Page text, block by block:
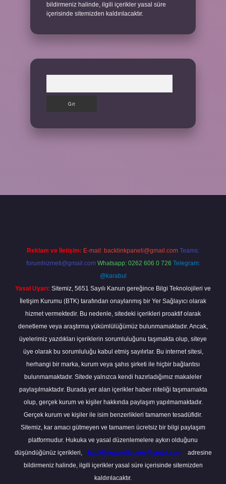
bildirmeniz halinde, ilgili içerikler yasal süre
içerisinde sitemizden kaldırılacaktır.
Reklam ve İletişim: E-mail: backlinkpaneli@gmail.com Teams:
forumhizmeti@gmail.com Whatsapp: 0262 606 0 726 Telegram:
@karabul
Yasal Uyarı: Sitemiz, 5651 Sayılı Kanun gereğince Bilgi Teknolojileri ve
İletişim Kurumu (BTK) tarafından onaylanmış bir Yer Sağlayıcı olarak
hizmet vermektedir. Bu nedenle, sitedeki içerikleri proaktif olarak
denetleme veya araştırma yükümlülüğümüz bulunmamaktadır. Ancak,
üyelerimiz yazdıkları içeriklerin sorumluluğunu taşımakta olup, siteye
üye olarak bu sorumluluğu kabul etmiş sayılırlar. Bu internet sitesi,
herhangi bir marka, kurum veya şahıs şirketi ile hiçbir bağlantısı
bulunmamaktadır. Sitede yalnızca kendi hazırladığımız makaleler
paylaşılmaktadır. Burada yer alan içerikler haber niteliği taşımamakta
olup, gerçek kurum ve kişiler hakkında paylaşım yapılmamaktadır.
Gerçek kurum ve kişiler ile isim benzerlikleri tamamen tesadüfidir.
Sitemiz, kar amacı gütmeyen ve tamamen ücretsiz bir bilgi paylaşım
platformudur. Hukuka ve yasal düzenlemelere aykırı olduğunu
düşündüğünüz içerikleri,
backlinkpanelicomtr@gmail.com
adresine
bildirmeniz halinde, ilgili içerikler yasal süre içerisinde sitemizden
kaldırılacaktır.